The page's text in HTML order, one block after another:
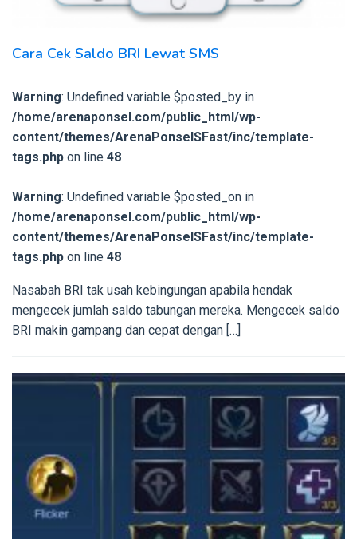
Cara Cek Saldo BRI Lewat SMS
Warning: Undefined variable $posted_by in
/home/arenaponsel.com/public_html/wp-
content/themes/ArenaPonselSFast/inc/template-
tags.php on line 48
Warning: Undefined variable $posted_on in
/home/arenaponsel.com/public_html/wp-
content/themes/ArenaPonselSFast/inc/template-
tags.php on line 48
Nasabah BRI tak usah kebingungan apabila hendak
mengecek jumlah saldo tabungan mereka. Mengecek saldo
BRI makin gampang dan cepat dengan […]